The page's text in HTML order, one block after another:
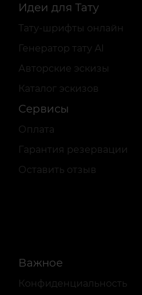
Идеи для Тату
Тату-шрифты онлайн
Генератор тату AI
Авторские эскизы
Каталог эскизов
Сервисы
Оплата
Гарантия резервации
Оставить отзыв
Важное
Конфиденциальность